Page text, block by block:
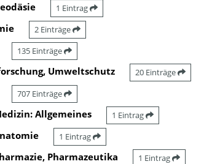
1 Eintrag
2 Einträge
135 Einträge
Umweltschutz 20 Einträge
707 Einträge
Allgemeines 1 Eintrag
1 Eintrag
Pharmazeutika 1 Eintrag